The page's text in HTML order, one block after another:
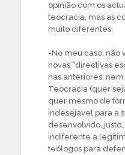
opinião com os
teocracia, mas as
muito diferentes:
-No meu caso, não
novas “directivas
nas anteriores,
Teocracia (quer
quer mesmo de
indesejável para a
desenvolvido,
indiferente a
teólogos para